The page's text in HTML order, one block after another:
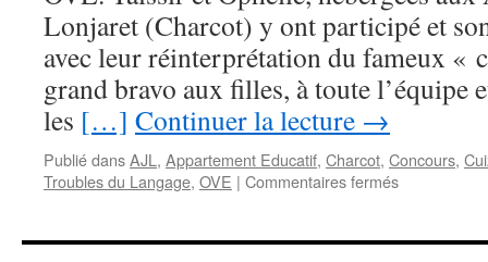
Lonjaret (Charcot) y ont participé et
avec leur réinterprétation du fameux «
grand bravo aux filles, à toute l’équipe
les […] Continuer la lecture →
Publié dansAJL , Appartement Educatif, Charcot, Concours,
Troubles du Langage, OVE | Commentaires ferméssur
cuisine